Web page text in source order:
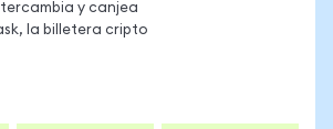
y canjea
la billetera cripto